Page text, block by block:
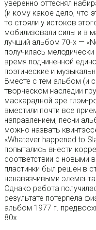
уверенно оттеснял
(и кому какое дело, что
то стояли у истоков
мобилизовали силы и в
лучший альбом 70-х —
получилась
время подчиненной
поэтические и
Вместе с тем альбом (и
творческом наследии
маскарадной эре глэм-
вместили почти все
направлением, песни
можно назвать
«Whatever happened to
попытались внести
соответствии с новыми
пластинки был решен в
ненавязчивыми
Однако работа
результате потерпела
альбом 1977 г.
80x